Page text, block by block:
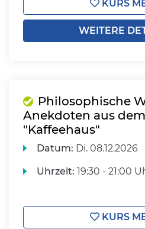
KURS
WEITERE
Philosophische
Anekdoten aus
"Kaffeehaus"
Datum: Di. 08.12.2026
Uhrzeit: 19:30 - 21:00
KURS